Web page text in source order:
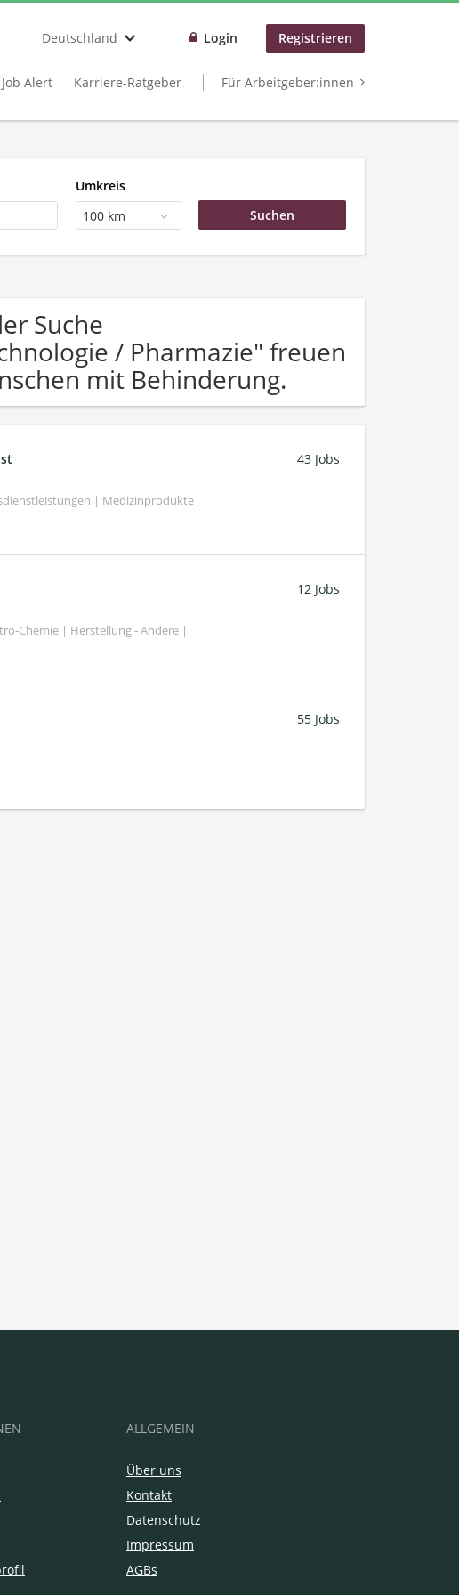
Deutschland Login Registrieren
Job Alert Karriere-Ratgeber Für Arbeitgeber:innen
Umkreis
100 km
Suche
/ Pharmazie" freuen
mit Behinderung.
| Medizinprodukte
43 Jobs
Chemie | Herstellung - Andere |
12 Jobs
55 Jobs
ALLGEMEIN
Über uns
Kontakt
Datenschutz
Impressum
AGBs